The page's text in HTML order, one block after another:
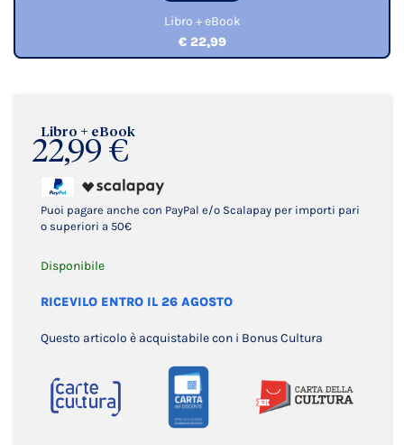
Libro + eBook
22,99 €
Puoi pagare anche con PayPal e/o Scalapay per importi pari
o superiori a 50€
Disponibile
RICEVILO ENTRO IL 26 AGOSTO
Questo articolo è acquistabile con i Bonus Cultura
Libro + eBook
€ 22,99